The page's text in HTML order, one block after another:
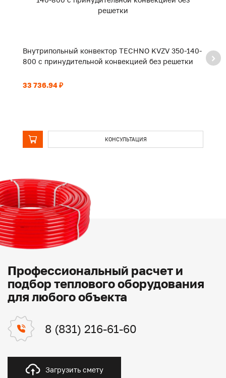
Внутрипольный конвектор TECHNO KVZV 350-140-
800 с принудительной конвекцией без решетки
33 736.94 ₽
КОНСУЛЬТАЦИЯ
Профессиональный расчет и
подбор теплового оборудования
для любого объекта
8 (831) 216-61-60
Загрузить смету